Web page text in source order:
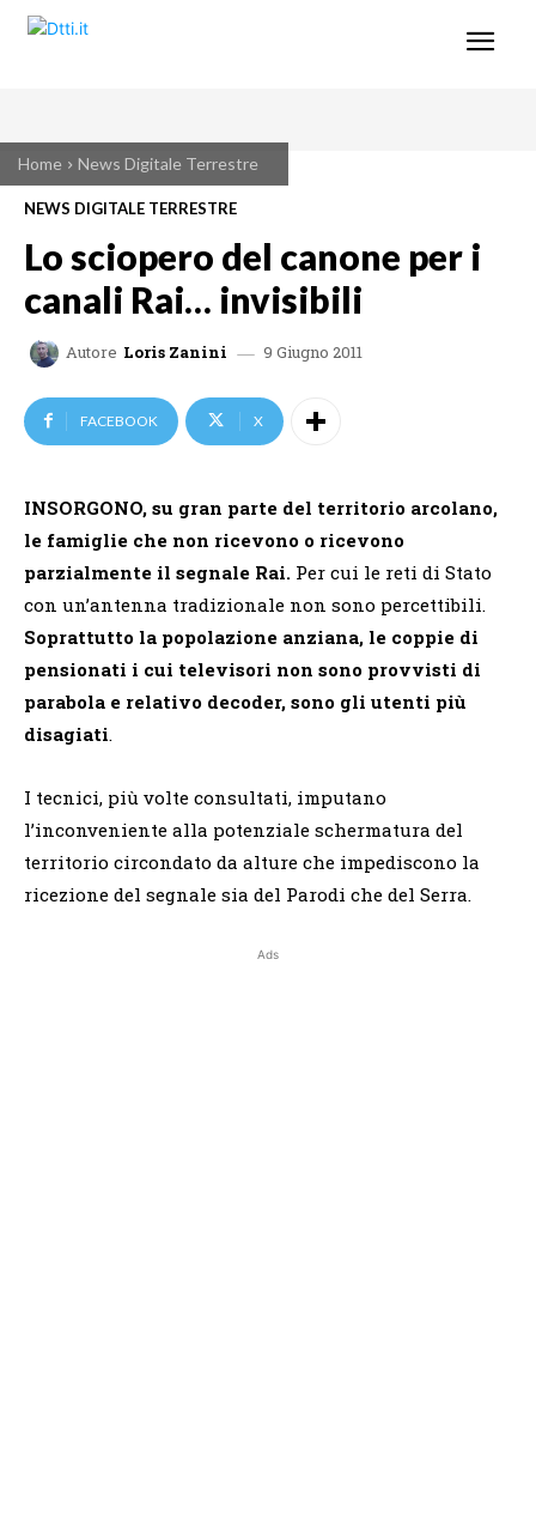
Home News Digitale Terrestre
NEWS DIGITALE TERRESTRE
Lo sciopero del canone per i
canali Rai… invisibili
Autore Loris Zanini 9 Giugno 2011
FACEBOOK X
INSORGONO, su gran parte del territorio arcolano,
le famiglie che non ricevono o ricevono
parzialmente il segnale Rai. Per cui le reti di Stato
con un’antenna tradizionale non sono percettibili.
Soprattutto la popolazione anziana, le coppie di
pensionati i cui televisori non sono provvisti di
parabola e relativo decoder, sono gli utenti più
disagiati.
I tecnici, più volte consultati, imputano
l’inconveniente alla potenziale schermatura del
territorio circondato da alture che impediscono la
ricezione del segnale sia del Parodi che del Serra.
Ads